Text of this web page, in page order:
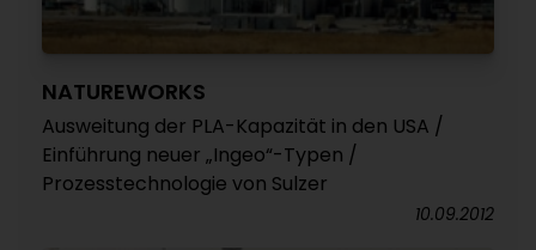
NATUREWORKS
Ausweitung der PLA-Kapazität in den USA /
Einführung neuer „Ingeo“-Typen /
Prozesstechnologie von Sulzer
10.09.2012